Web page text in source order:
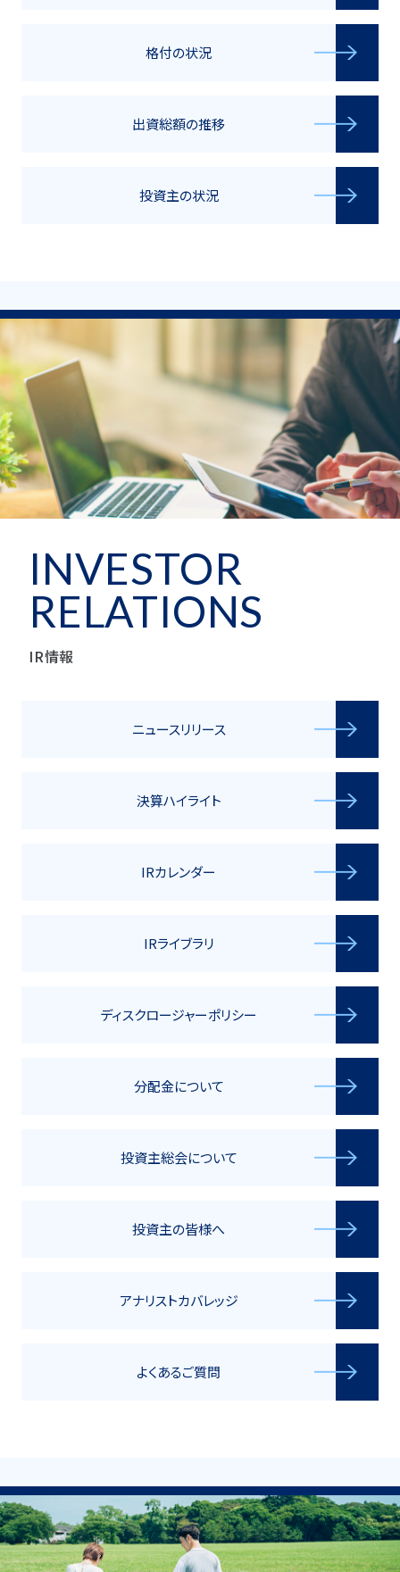
格付の状況
出資総額の推移
投資主の状況
INVESTOR
RELATIONS
IR情報
ニュースリリース
決算ハイライト
IRカレンダー
IRライブラリ
ディスクロージャーポリシー
分配金について
投資主総会について
投資主の皆様へ
アナリストカバレッジ
よくあるご質問